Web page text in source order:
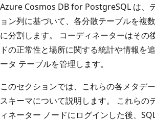
Azure Cosmos DB for PostgreSQL は、
ョン列に基づいて、各分散テーブルを複
に分割します。 コーディネーターはその
ドの正常性と場所に関する統計や情報を
ータ テーブルを管理します。
このセクションでは、これらの各メタデ
スキーマについて説明します。 これらの
ィネーター ノードにログインした後、